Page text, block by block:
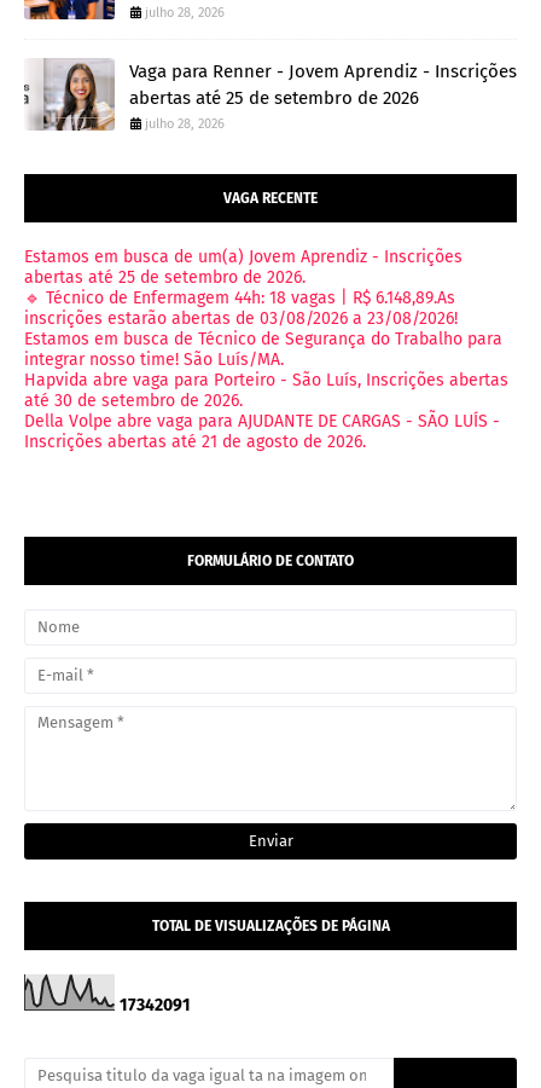
julho 28, 2026
Vaga para Renner - Jovem Aprendiz - Inscrições
abertas até 25 de setembro de 2026
julho 28, 2026
VAGA RECENTE
Estamos em busca de um(a) Jovem Aprendiz - Inscrições
abertas até 25 de setembro de 2026.
🔹 Técnico de Enfermagem 44h: 18 vagas | R$ 6.148,89.As
inscrições estarão abertas de 03/08/2026 a 23/08/2026!
Estamos em busca de Técnico de Segurança do Trabalho para
integrar nosso time! São Luís/MA.
Hapvida abre vaga para Porteiro - São Luís, Inscrições abertas
até 30 de setembro de 2026.
Della Volpe abre vaga para AJUDANTE DE CARGAS - SÃO LUÍS -
Inscrições abertas até 21 de agosto de 2026.
FORMULÁRIO DE CONTATO
TOTAL DE VISUALIZAÇÕES DE PÁGINA
17342091